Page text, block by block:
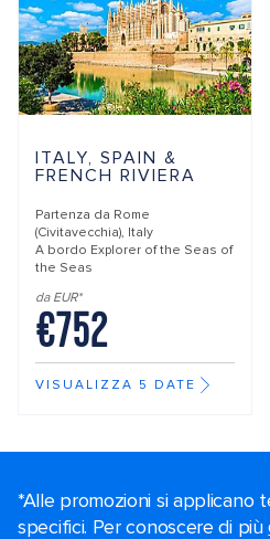
ITALY, SPAIN &
FRENCH RIVIERA
Partenza da Rome
(Civitavecchia), Italy
A bordo Explorer of the Seas of
the Seas
da EUR*
€752
VISUALIZZA 5 DATE
*Alle promozioni si applicano
specifici. Per conoscere di più